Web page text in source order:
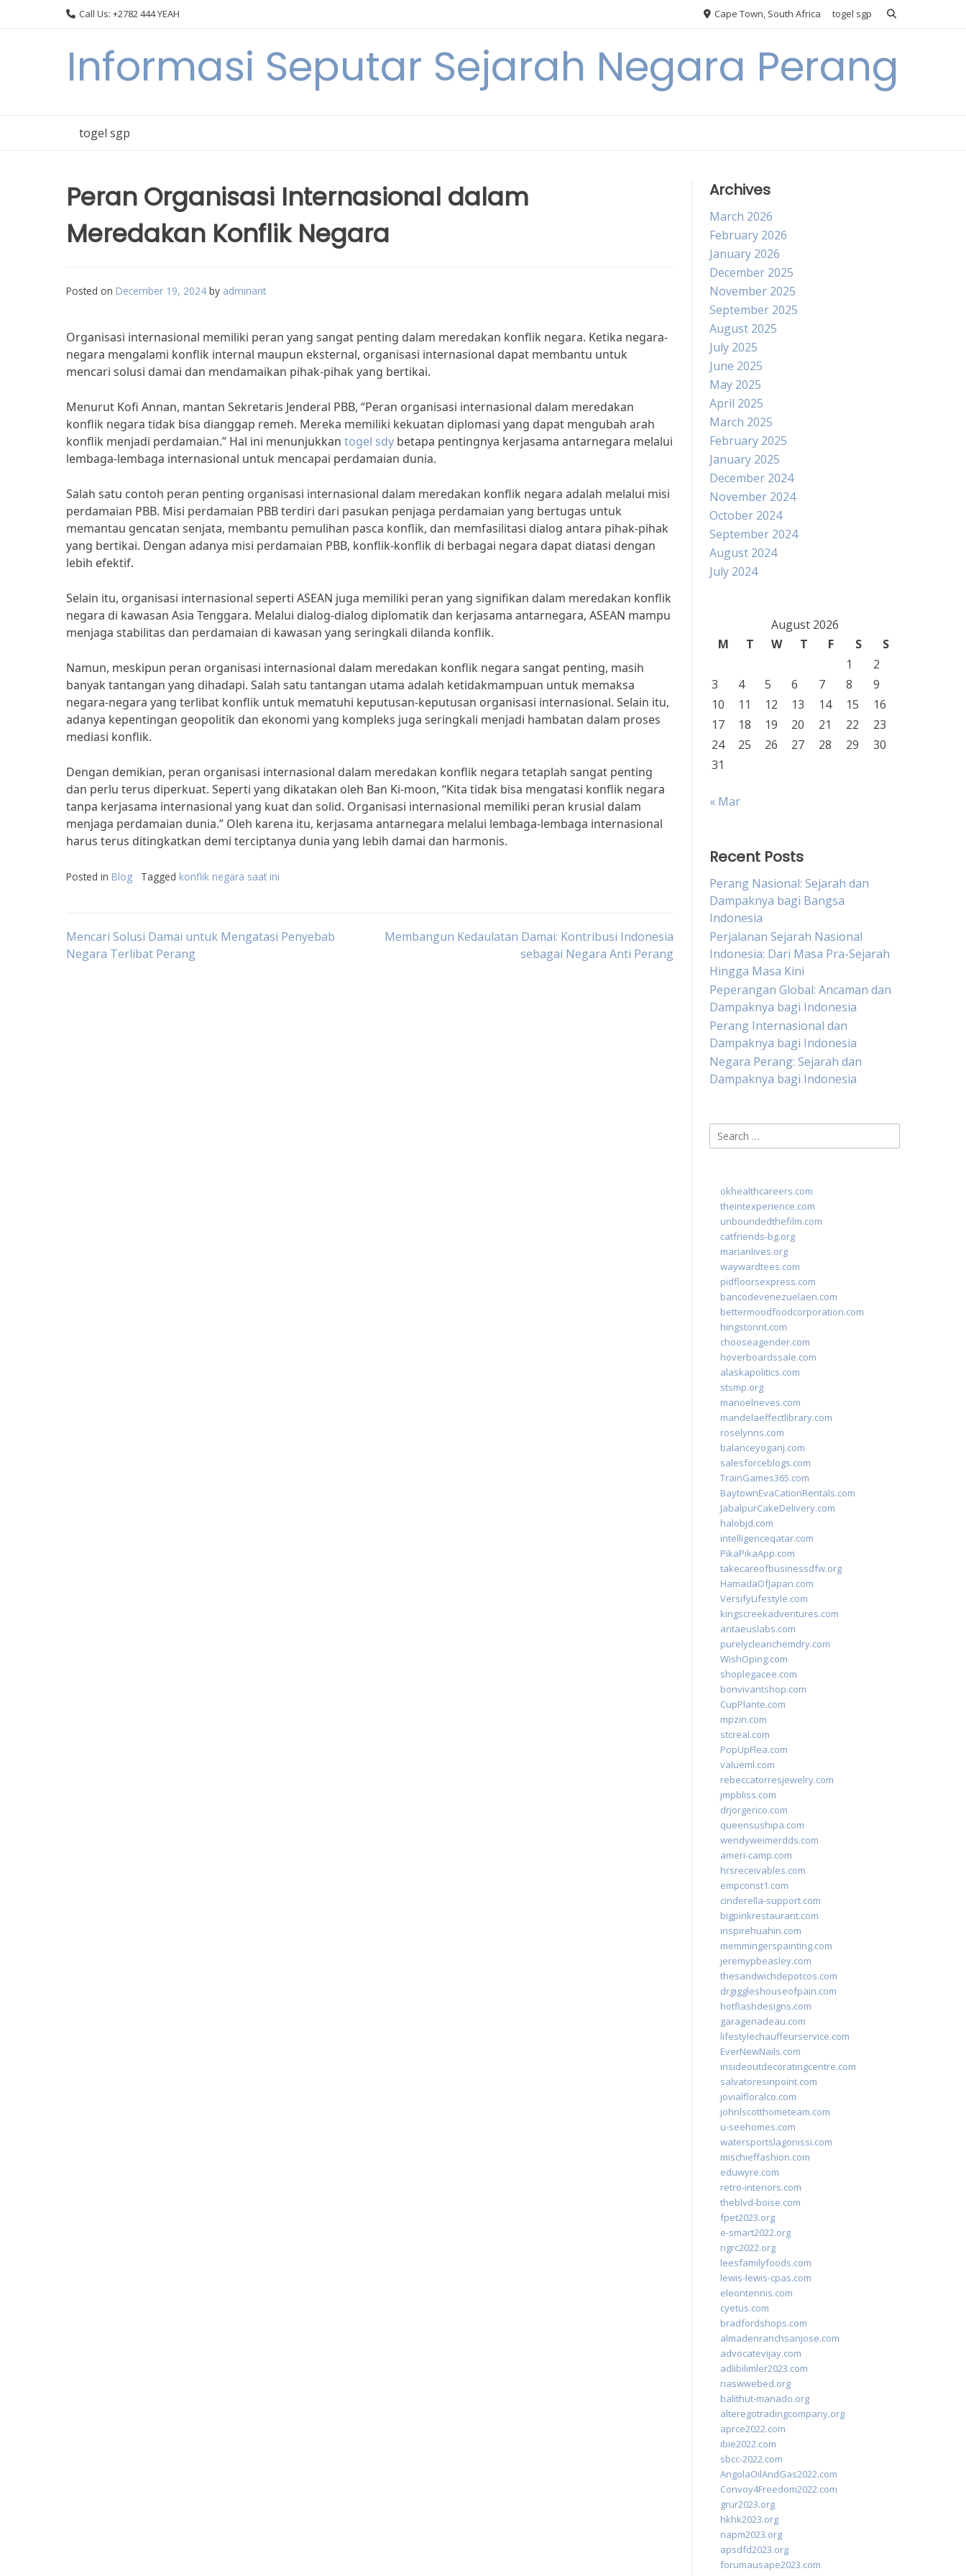
Call Us: +2782 444 YEAH Cape Town, South Africa togel sgp
Informasi Seputar Sejarah Negara Perang
togel sgp
Peran Organisasi Internasional dalam
Meredakan Konflik Negara
Posted on December 19, 2024 by adminant
Organisasi internasional memiliki peran yang sangat penting dalam meredakan konflik negara. Ketika negara-
negara mengalami konflik internal maupun eksternal, organisasi internasional dapat membantu untuk
mencari solusi damai dan mendamaikan pihak-pihak yang bertikai.
Menurut Kofi Annan, mantan Sekretaris Jenderal PBB, “Peran organisasi internasional dalam meredakan
konflik negara tidak bisa dianggap remeh. Mereka memiliki kekuatan diplomasi yang dapat mengubah arah
konflik menjadi perdamaian.” Hal ini menunjukkan togel sdy betapa pentingnya kerjasama antarnegara melalui
lembaga-lembaga internasional untuk mencapai perdamaian dunia.
Salah satu contoh peran penting organisasi internasional dalam meredakan konflik negara adalah melalui misi
perdamaian PBB. Misi perdamaian PBB terdiri dari pasukan penjaga perdamaian yang bertugas untuk
memantau gencatan senjata, membantu pemulihan pasca konflik, dan memfasilitasi dialog antara pihak-pihak
yang bertikai. Dengan adanya misi perdamaian PBB, konflik-konflik di berbagai negara dapat diatasi dengan
lebih efektif.
Selain itu, organisasi internasional seperti ASEAN juga memiliki peran yang signifikan dalam meredakan konflik
negara di kawasan Asia Tenggara. Melalui dialog-dialog diplomatik dan kerjasama antarnegara, ASEAN mampu
menjaga stabilitas dan perdamaian di kawasan yang seringkali dilanda konflik.
Namun, meskipun peran organisasi internasional dalam meredakan konflik negara sangat penting, masih
banyak tantangan yang dihadapi. Salah satu tantangan utama adalah ketidakmampuan untuk memaksa
negara-negara yang terlibat konflik untuk mematuhi keputusan-keputusan organisasi internasional. Selain itu,
adanya kepentingan geopolitik dan ekonomi yang kompleks juga seringkali menjadi hambatan dalam proses
mediasi konflik.
Dengan demikian, peran organisasi internasional dalam meredakan konflik negara tetaplah sangat penting
dan perlu terus diperkuat. Seperti yang dikatakan oleh Ban Ki-moon, “Kita tidak bisa mengatasi konflik negara
tanpa kerjasama internasional yang kuat dan solid. Organisasi internasional memiliki peran krusial dalam
menjaga perdamaian dunia.” Oleh karena itu, kerjasama antarnegara melalui lembaga-lembaga internasional
harus terus ditingkatkan demi terciptanya dunia yang lebih damai dan harmonis.
Posted in Blog Tagged konflik negara saat ini
Post
Mencari Solusi Damai untuk Mengatasi Penyebab
Negara Terlibat Perang
Membangun Kedaulatan Damai: Kontribusi Indonesia
sebagai Negara Anti Perang
Archives
March 2026
February 2026
January 2026
December 2025
November 2025
September 2025
August 2025
July 2025
June 2025
May 2025
April 2025
March 2025
February 2025
January 2025
December 2024
November 2024
October 2024
September 2024
August 2024
July 2024
August 2026
M
T W T F S
S
1
2
3
4 5 6 7 8
9
10
11 12 13 14 15
16
17
18 19 20 21 22
23
24
25 26 27 28 29
30
31
« Mar
Recent Posts
Perang Nasional: Sejarah dan
Dampaknya bagi Bangsa
Indonesia
Perjalanan Sejarah Nasional
Indonesia: Dari Masa Pra-Sejarah
Hingga Masa Kini
Peperangan Global: Ancaman dan
Dampaknya bagi Indonesia
Perang Internasional dan
Dampaknya bagi Indonesia
Negara Perang: Sejarah dan
Dampaknya bagi Indonesia
Search
for:
okhealthcareers.com
theintexperience.com
unboundedthefilm.com
catfriends-bg.org
marianlives.org
waywardtees.com
pidfloorsexpress.com
bancodevenezuelaen.com
bettermoodfoodcorporation.com
hingstonnt.com
chooseagender.com
hoverboardssale.com
alaskapolitics.com
stsmp.org
manoelneves.com
mandelaeffectlibrary.com
roselynns.com
balanceyoganj.com
salesforceblogs.com
TrainGames365.com
BaytownEvaCationRentals.com
JabalpurCakeDelivery.com
halobjd.com
intelligenceqatar.com
PikaPikaApp.com
takecareofbusinessdfw.org
HamadaOfJapan.com
VersifyLifestyle.com
kingscreekadventures.com
antaeuslabs.com
purelycleanchemdry.com
WishOping.com
shoplegacee.com
bonvivantshop.com
CupPlante.com
mpzin.com
stcreal.com
PopUpFlea.com
valueml.com
rebeccatorresjewelry.com
jmpbliss.com
drjorgerico.com
queensushipa.com
wendyweimerdds.com
ameri-camp.com
hrsreceivables.com
empconst1.com
cinderella-support.com
bigpinkrestaurant.com
inspirehuahin.com
memmingerspainting.com
jeremypbeasley.com
thesandwichdepotcos.com
drgiggleshouseofpain.com
hotflashdesigns.com
garagenadeau.com
lifestylechauffeurservice.com
EverNewNails.com
insideoutdecoratingcentre.com
salvatoresinpoint.com
jovialfloralco.com
johnlscotthometeam.com
u-seehomes.com
watersportslagonissi.com
mischieffashion.com
eduwyre.com
retro-interiors.com
theblvd-boise.com
fpet2023.org
e-smart2022.org
ngrc2022.org
leesfamilyfoods.com
lewis-lewis-cpas.com
eleontennis.com
cyetus.com
bradfordshops.com
almadenranchsanjose.com
advocatevijay.com
adlibilimler2023.com
naswwebed.org
balithut-manado.org
alteregotradingcompany.org
aprce2022.com
ibie2022.com
sbcc-2022.com
AngolaOilAndGas2022.com
Convoy4Freedom2022.com
grur2023.org
hkhk2023.org
napm2023.org
apsdfd2023.org
forumausape2023.com